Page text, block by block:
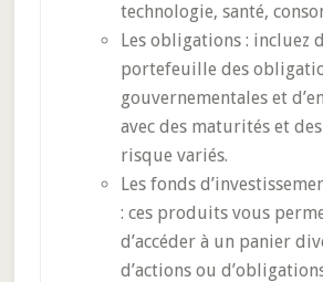
technologie, santé,
Les obligations : incluez
portefeuille des
gouvernementales et
avec des maturités et
risque variés.
Les fonds
: ces produits vous
d’accéder à un panier
d’actions ou